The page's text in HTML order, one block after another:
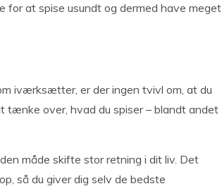
for at spise usundt og dermed have meget
iværksætter, er der ingen tvivl om, at du
tænke over, hvad du spiser – blandt andet
måde skifte stor retning i dit liv. Det
så du giver dig selv de bedste